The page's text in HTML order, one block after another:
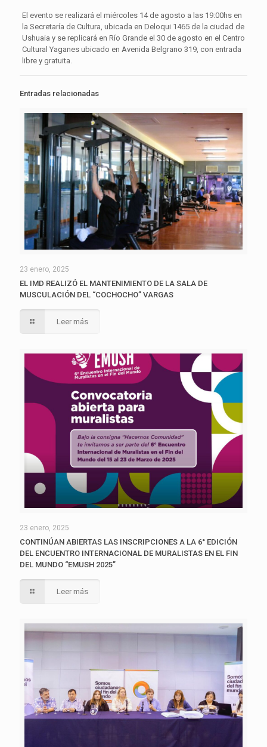
El evento se realizará el miércoles 14 de agosto a las 19:00hs en
la Secretaría de Cultura, ubicada en Deloqui 1465 de la ciudad de
Ushuaia y se replicará en Río Grande el 30 de agosto en el Centro
Cultural Yaganes ubicado en Avenida Belgrano 319, con entrada
libre y gratuita.
Entradas relacionadas
23 enero, 2025
EL IMD REALIZÓ EL MANTENIMIENTO DE LA SALA DE
MUSCULACIÓN DEL “COCHOCHO” VARGAS
Leer más
23 enero, 2025
CONTINÚAN ABIERTAS LAS INSCRIPCIONES A LA 6° EDICIÓN
DEL ENCUENTRO INTERNACIONAL DE MURALISTAS EN EL FIN
DEL MUNDO “EMUSH 2025”
Leer más